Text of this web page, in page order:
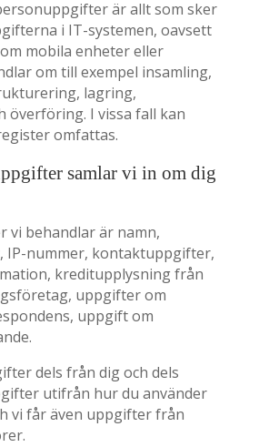
är allt som sker
i IT-systemen, oavsett
mobila enheter eller
om till exempel insamling,
lagring,
överföring. I vissa fall kan
omfattas.
samlar vi in om dig
vi behandlar är namn,
IP-nummer, kontaktuppgifter,
kreditupplysning från
uppgifter om
uppgift om
dels från dig och dels
utifrån hur du använder
vi får även uppgifter från